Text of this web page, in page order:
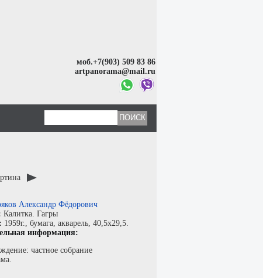
моб.+7(903) 509 83 86
artpanorama@mail.ru
Александр Фёдорович
Калитка. Гагры
1959г., бумага, акварель, 40,5x29,5.
информация:
частное собрание